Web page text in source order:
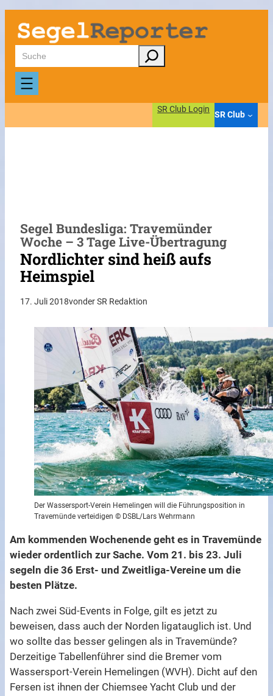
Zum
Inhalt
springen
Suchen
SR Club Login
SR Club
Segel Bundesliga: Travemünder
Woche – 3 Tage Live-Übertragung
Nordlichter sind heiß aufs
Heimspiel
17. Juli 2018vonder SR Redaktion
Der Wassersport-Verein Hemelingen will die Führungsposition in
Travemünde verteidigen © DSBL/Lars Wehrmann
Am kommenden Wochenende geht es in Travemünde
wieder ordentlich zur Sache. Vom 21. bis 23. Juli
segeln die 36 Erst- und Zweitliga-Vereine um die
besten Plätze.
Nach zwei Süd-Events in Folge, gilt es jetzt zu
beweisen, dass auch der Norden ligatauglich ist. Und
wo sollte das besser gelingen als in Travemünde?
Derzeitige Tabellenführer sind die Bremer vom
Wassersport-Verein Hemelingen (WVH). Dicht auf den
Fersen ist ihnen der Chiemsee Yacht Club und der